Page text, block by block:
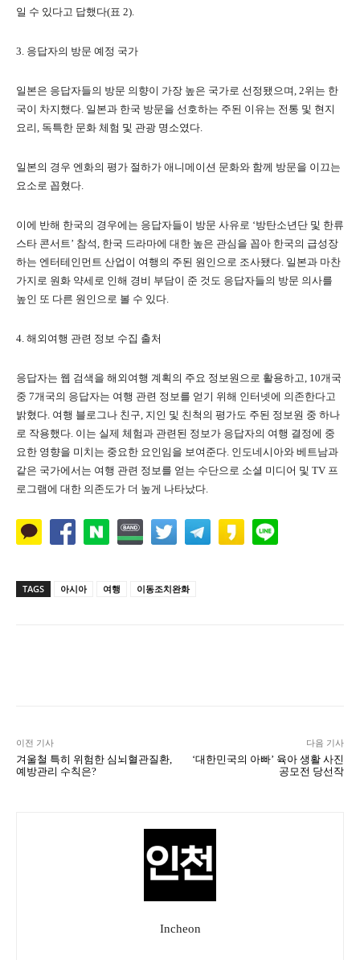
일 수 있다고 답했다(표 2).
3. 응답자의 방문 예정 국가
일본은 응답자들의 방문 의향이 가장 높은 국가로 선정됐으며, 2위는 한
국이 차지했다. 일본과 한국 방문을 선호하는 주된 이유는 전통 및 현지
요리, 독특한 문화 체험 및 관광 명소였다.
일본의 경우 엔화의 평가 절하가 애니메이션 문화와 함께 방문을 이끄는
요소로 꼽혔다.
이에 반해 한국의 경우에는 응답자들이 방문 사유로 ‘방탄소년단 및 한류
스타 콘서트’ 참석, 한국 드라마에 대한 높은 관심을 꼽아 한국의 급성장
하는 엔터테인먼트 산업이 여행의 주된 원인으로 조사됐다. 일본과 마찬
가지로 원화 약세로 인해 경비 부담이 준 것도 응답자들의 방문 의사를
높인 또 다른 원인으로 볼 수 있다.
4. 해외여행 관련 정보 수집 출처
응답자는 웹 검색을 해외여행 계획의 주요 정보원으로 활용하고, 10개국
중 7개국의 응답자는 여행 관련 정보를 얻기 위해 인터넷에 의존한다고
밝혔다. 여행 블로그나 친구, 지인 및 친척의 평가도 주된 정보원 중 하나
로 작용했다. 이는 실제 체험과 관련된 정보가 응답자의 여행 결정에 중
요한 영향을 미치는 중요한 요인임을 보여준다. 인도네시아와 베트남과
같은 국가에서는 여행 관련 정보를 얻는 수단으로 소셜 미디어 및 TV 프
로그램에 대한 의존도가 더 높게 나타났다.
TAGS 아시아 여행 이동조치완화
이전 기사
겨울철 특히 위험한 심뇌혈관질환,
예방관리 수칙은?
다음 기사
‘대한민국의 아빠’ 육아 생활 사진
공모전 당선작
Incheon